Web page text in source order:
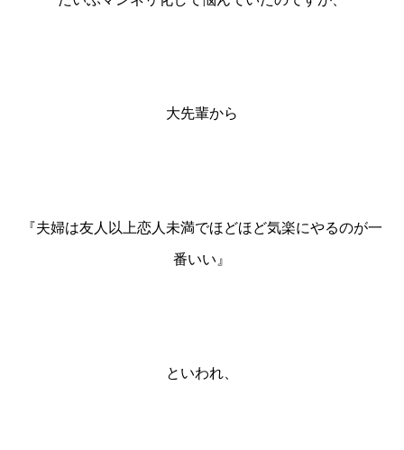
大先輩から
『夫婦は友人以上恋人未満でほどほど気楽にやるのが一
番いい』
といわれ、